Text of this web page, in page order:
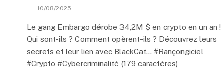
10/08/2025
Le gang Embargo dérobe 34,2M $ en crypto en un an !
Qui sont-ils ? Comment opèrent-ils ? Découvrez leurs
secrets et leur lien avec BlackCat… #Rançongiciel
#Crypto #Cybercriminalité (179 caractères)